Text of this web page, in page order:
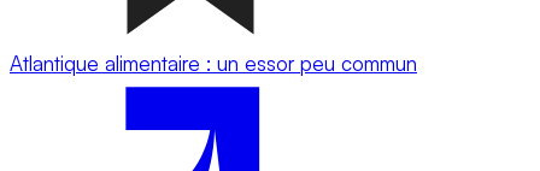
Atlantique alimentaire : un essor peu commun